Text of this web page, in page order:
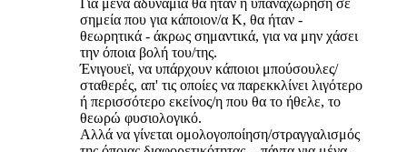
Για μένα αδυναμία θα ήταν η υπαναχώρηση σε
σημεία που για κάποιον/α Κ, θα ήταν -
θεωρητικά - άκρως σημαντικά, για να μην χάσει
την όποια βολή του/της.
Ένιγουεϊ, να υπάρχουν κάποιοι μπούσουλες/
σταθερές, απ' τις οποίες να παρεκκλίνει λιγότερο
ή περισσότερο εκείνος/η που θα το ήθελε, το
θεωρώ φυσιολογικό.
Αλλά να γίνεται ομολογοποίηση/στραγγαλισμός